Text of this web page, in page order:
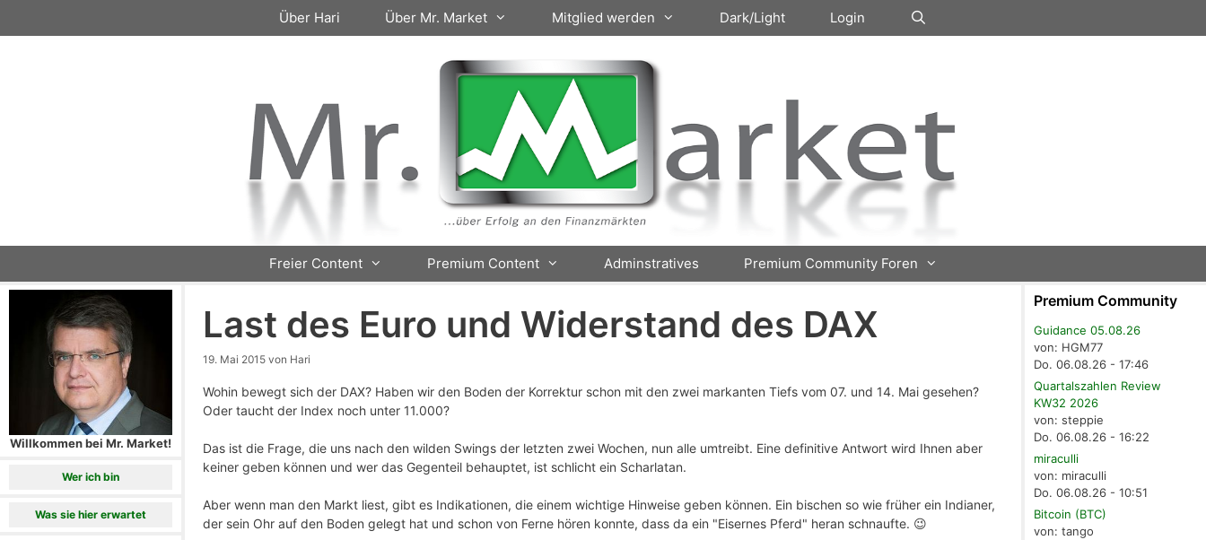
Über Hari Über Mr. Market Mitglied werden Dark/Light Login
Freier Content Premium Content Adminstratives Premium Community Foren
Last des Euro und Widerstand des DAX
19. Mai 2015 von Hari
Wohin bewegt sich der DAX? Haben wir den Boden der Korrektur schon mit den zwei markanten Tiefs vom 07. und 14. Mai gesehen?
Oder taucht der Index noch unter 11.000?
Das ist die Frage, die uns nach den wilden Swings der letzten zwei Wochen, nun alle umtreibt. Eine definitive Antwort wird Ihnen aber
keiner geben können und wer das Gegenteil behauptet, ist schlicht ein Scharlatan.
Aber wenn man den Markt liest, gibt es Indikationen, die einem wichtige Hinweise geben können. Ein bischen so wie früher ein Indianer,
der sein Ohr auf den Boden gelegt hat und schon von Ferne hören konnte, dass da ein "Eisernes Pferd" heran schnaufte. 😉
Willkommen bei Mr. Market!
Wer ich bin
Was sie hier erwartet
Premium Community
Guidance 05.08.26
von: HGM77
Do. 06.08.26 - 17:46
Quartalszahlen Review
KW32 2026
von: steppie
Do. 06.08.26 - 16:22
miraculli
von: miraculli
Do. 06.08.26 - 10:51
Bitcoin (BTC)
von: tango